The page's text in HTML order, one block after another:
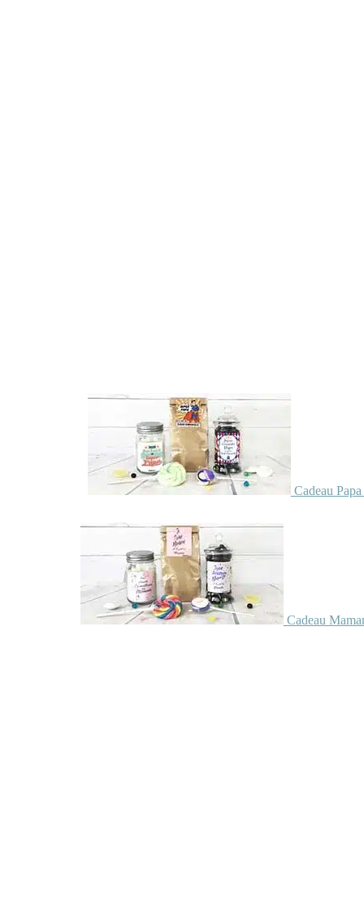
Cadeau
Cadeau